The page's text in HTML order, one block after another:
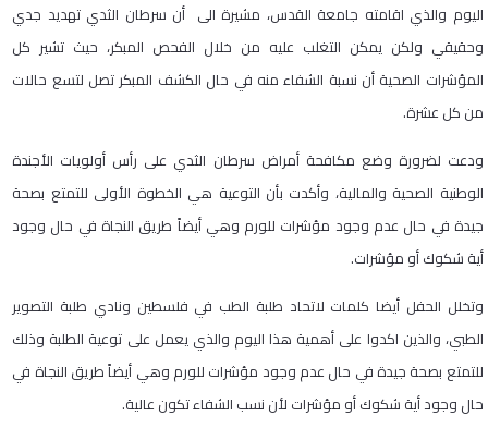
اليوم والذي اقامته جامعة القدس، مشيرة الى أن سرطان الثدي تهديد جدي
وحقيقي ولكن يمكن التغلب عليه من خلال الفحص المبكر، حيث تشير كل
المؤشرات الصحية أن نسبة الشفاء منه في حال الكشف المبكر تصل لتسع حالات
من كل عشرة.
ودعت لضرورة وضع مكافحة أمراض سرطان الثدي على رأس أولويات الأجندة
الوطنية الصحية والمالية، وأكدت بأن التوعية هي الخطوة الأولى للتمتع بصحة
جيدة في حال عدم وجود مؤشرات للورم وهي أيضاً طريق النجاة في حال وجود
أية شكوك أو مؤشرات.
وتخلل الحفل أيضا كلمات لاتحاد طلبة الطب في فلسطين ونادي طلبة التصوير
الطبي، والذين اكدوا على أهمية هذا اليوم والذي يعمل على توعية الطلبة وذلك
للتمتع بصحة جيدة في حال عدم وجود مؤشرات للورم وهي أيضاً طريق النجاة في
حال وجود أية شكوك أو مؤشرات لأن نسب الشفاء تكون عالية.